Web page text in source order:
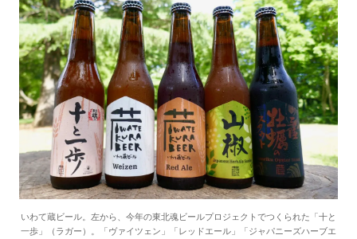
いわて蔵ビール。左から、今年の東北魂ビールプロジェクトでつくられた「十と
一歩」（ラガー）。「ヴァイツェン」「レッドエール」「ジャパニーズハーブエ